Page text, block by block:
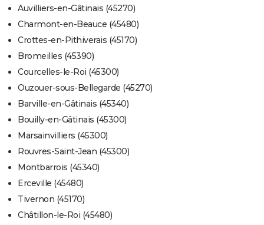
Auvilliers-en-Gâtinais (45270)
Charmont-en-Beauce (45480)
Crottes-en-Pithiverais (45170)
Bromeilles (45390)
Courcelles-le-Roi (45300)
Ouzouer-sous-Bellegarde (45270)
Barville-en-Gâtinais (45340)
Bouilly-en-Gâtinais (45300)
Marsainvilliers (45300)
Rouvres-Saint-Jean (45300)
Montbarrois (45340)
Erceville (45480)
Tivernon (45170)
Châtillon-le-Roi (45480)